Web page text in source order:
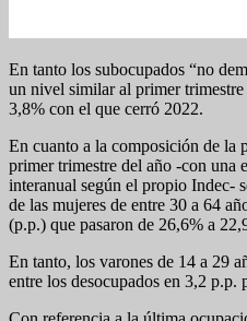
En tanto los subocupados “no
un nivel similar al primer
3,8% con el que cerró 2022.
En cuanto a la composición de la
primer trimestre del año -con una
interanual según el propio Indec-
de las mujeres de entre 30 a 64
(p.p.) que pasaron de 26,6% a
En tanto, los varones de 14 a 29
entre los desocupados en 3,2 p.p.